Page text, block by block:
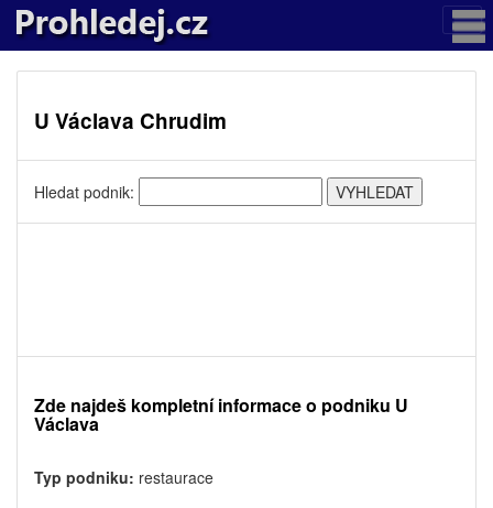
U Václava Chrudim
Hledat podnik:
Zde najdeš kompletní informace o podniku U
Václava
Typ podniku: restaurace